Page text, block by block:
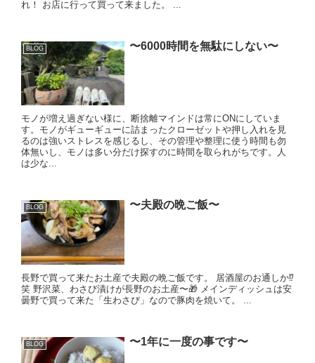
れ！ お店に行って買って来ました。 ...
BLOG 〜6000時間を無駄にしない〜
モノが増え過ぎない様に、断捨離マインドは常にONにしていま
す。モノがギューギューに詰まったクローゼットや押し入れを見
るのは強いストレスを感じるし、その管理や整理に使う時間も勿
体無いし、モノは多い分だけ探すのに時間を取られがちです。人
は少な...
BLOG 〜夫殿の晩ご飯〜
長野で買って来たお土産で夫殿の晩ご飯です。 居酒屋のお通しか⁉️
笑 野沢菜、わさび漬けが長野のお土産〜🎁 メインディッシュは安
曇野で買って来た「生わさび」なので豚肉を焼いて。 ...
BLOG 〜1年に一度の事です〜